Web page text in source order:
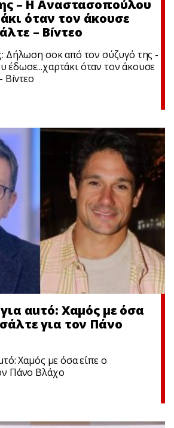
– Η Αναστασοπούλου
όταν τον άκουσε
– Bívτεo
Δήλωση σoκ από τον σύζυγό της -
έδωσε...χαρτάκι όταν τον άκουσε
Bívτεo
αuτό: Χαμός με όσα
για τον Πάνο
Χαμός με όσα είπε ο
Πάνο Βλάχο